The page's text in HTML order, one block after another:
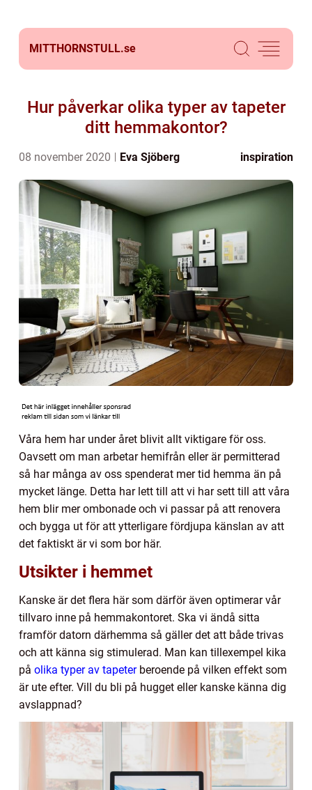
MITTHORNSTULL.se
Hur påverkar olika typer av tapeter
ditt hemmakontor?
08 november 2020 Eva Sjöberg inspiration
Våra hem har under året blivit allt viktigare för oss.
Oavsett om man arbetar hemifrån eller är permitterad
så har många av oss spenderat mer tid hemma än på
mycket länge. Detta har lett till att vi har sett till att våra
hem blir mer ombonade och vi passar på att renovera
och bygga ut för att ytterligare fördjupa känslan av att
det faktiskt är vi som bor här.
Utsikter i hemmet
Kanske är det flera här som därför även optimerar vår
tillvaro inne på hemmakontoret. Ska vi ändå sitta
framför datorn därhemma så gäller det att både trivas
och att känna sig stimulerad. Man kan tillexempel kika
på olika typer av tapeterberoende på vilken effekt som
är ute efter. Vill du bli på hugget eller kanske känna dig
avslappnad?